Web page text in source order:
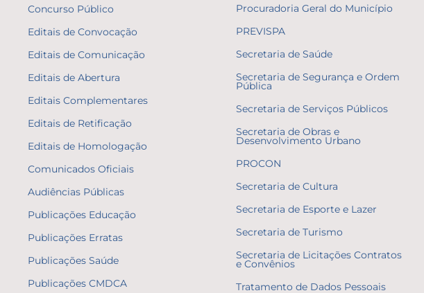
Concurso Público
Editais de Convocação
Editais de Comunicação
Editais de Abertura
Editais Complementares
Editais de Retificação
Editais de Homologação
Comunicados Oficiais
Audiências Públicas
Publicações Educação
Publicações Erratas
Publicações Saúde
Publicações CMDCA
Procuradoria Geral do Município
PREVISPA
Secretaria de Saúde
Secretaria de Segurança e Ordem
Pública
Secretaria de Serviços Públicos
Secretaria de Obras e
Desenvolvimento Urbano
PROCON
Secretaria de Cultura
Secretaria de Esporte e Lazer
Secretaria de Turismo
Secretaria de Licitações Contratos
e Convênios
Tratamento de Dados Pessoais